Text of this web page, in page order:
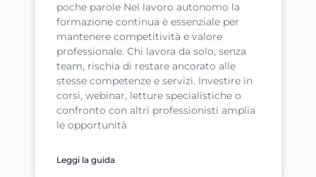
poche parole Nel lavoro autonomo la
formazione continua è essenziale per
mantenere competitività e valore
professionale. Chi lavora da solo, senza
team, rischia di restare ancorato alle
stesse competenze e servizi. Investire in
corsi, webinar, letture specialistiche o
confronto con altri professionisti amplia
le opportunità
Leggi la guida